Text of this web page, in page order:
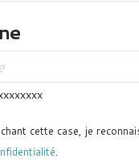
cette case, je
.